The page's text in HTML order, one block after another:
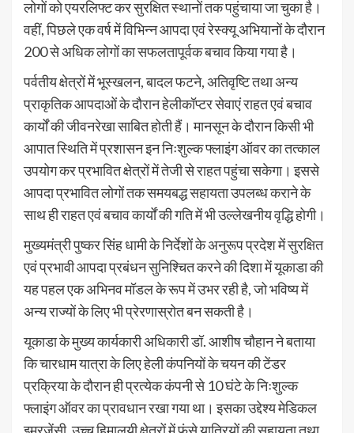
लोगों को एयरलिफ्ट कर सुरक्षित स्थानों तक पहुंचाया जा चुका है।
वहीं, पिछले एक वर्ष में विभिन्न आपदा एवं रेस्क्यू अभियानों के दौरान
200 से अधिक लोगों का सफलतापूर्वक बचाव किया गया है।
पर्वतीय क्षेत्रों में भूस्खलन, बादल फटने, अतिवृष्टि तथा अन्य
प्राकृतिक आपदाओं के दौरान हेलीकॉप्टर सेवाएं राहत एवं बचाव
कार्यों की जीवनरेखा साबित होती हैं। मानसून के दौरान किसी भी
आपात स्थिति में प्रशासन इन निःशुल्क फ्लाइंग ऑवर का तत्काल
उपयोग कर प्रभावित क्षेत्रों में तेजी से राहत पहुंचा सकेगा। इससे
आपदा प्रभावित लोगों तक समयबद्ध सहायता उपलब्ध कराने के
साथ ही राहत एवं बचाव कार्यों की गति में भी उल्लेखनीय वृद्धि होगी।
मुख्यमंत्री पुष्कर सिंह धामी के निर्देशों के अनुरूप प्रदेश में सुरक्षित
एवं प्रभावी आपदा प्रबंधन सुनिश्चित करने की दिशा में यूकाडा की
यह पहल एक अभिनव मॉडल के रूप में उभर रही है, जो भविष्य में
अन्य राज्यों के लिए भी प्रेरणास्रोत बन सकती है।
यूकाडा के मुख्य कार्यकारी अधिकारी डॉ. आशीष चौहान ने बताया
कि चारधाम यात्रा के लिए हेली कंपनियों के चयन की टेंडर
प्रक्रिया के दौरान ही प्रत्येक कंपनी से 10 घंटे के निःशुल्क
फ्लाइंग ऑवर का प्रावधान रखा गया था। इसका उद्देश्य मेडिकल